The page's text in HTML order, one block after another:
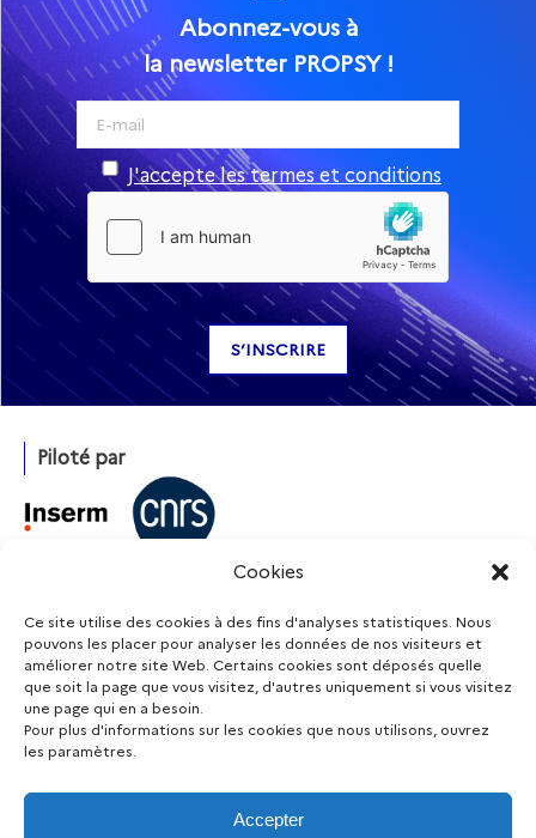
Cookies
Ce site utilise des cookies à des fins d'analyses statistiques. Nous
pouvons les placer pour analyser les données de nos visiteurs et
améliorer notre site Web. Certains cookies sont déposés quelle
que soit la page que vous visitez, d'autres uniquement si vous visitez
une page qui en a besoin.
Pour plus d'informations sur les cookies que nous utilisons, ouvrez
les paramètres.
Accepter
Abonnez-vous à
la newsletter PROPSY !
J'accepte les termes et conditions
Piloté par
Financé par